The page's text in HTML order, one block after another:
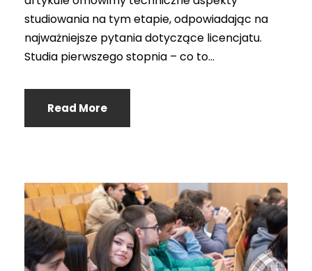
studiowania na tym etapie, odpowiadając na
najważniejsze pytania dotyczące licencjatu.
Studia pierwszego stopnia – co to...
Read More